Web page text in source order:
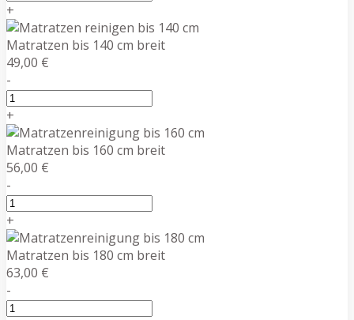
+
Matratzen bis 140 cm breit
49,00 €
-
+
Matratzen bis 160 cm breit
56,00 €
-
+
Matratzen bis 180 cm breit
63,00 €
-